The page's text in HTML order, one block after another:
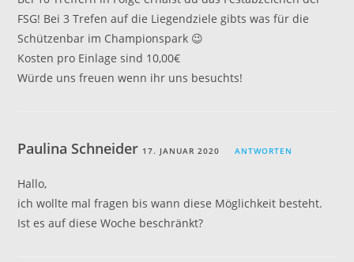
FSG! Bei 3 Trefen auf die Liegendziele gibts was für die
Schützenbar im Championspark 😉
Kosten pro Einlage sind 10,00€
Würde uns freuen wenn ihr uns besuchts!
Paulina Schneider 17. JANUAR 2020 ANTWORTEN
Hallo,
ich wollte mal fragen bis wann diese Möglichkeit besteht.
Ist es auf diese Woche beschränkt?